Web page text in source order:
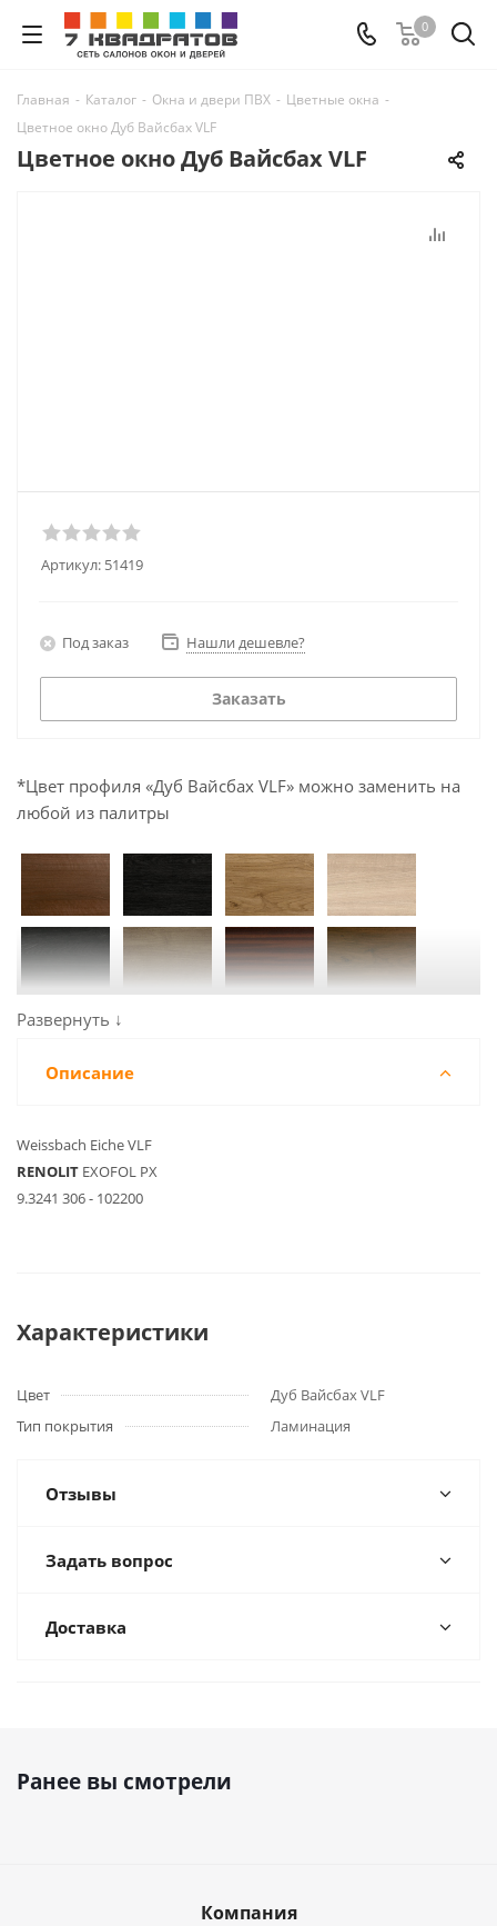
0
Главная - Каталог - Окна и двери ПВХ - Цветные окна -
Цветное окно Дуб Вайсбах VLF
Цветное окно Дуб Вайсбах VLF
Артикул: 51419
Под заказ Нашли дешевле?
Заказать
*Цвет профиля «Дуб Вайсбах VLF» можно заменить на
любой из палитры
Описание
Weissbach Eiche VLF
RENOLIT EXOFOL PX
9.3241 306 - 102200
Характеристики
Цвет
Дуб Вайсбах VLF
Тип покрытия
Ламинация
Отзывы
Задать вопрос
Доставка
Ранее вы смотрели
Компания